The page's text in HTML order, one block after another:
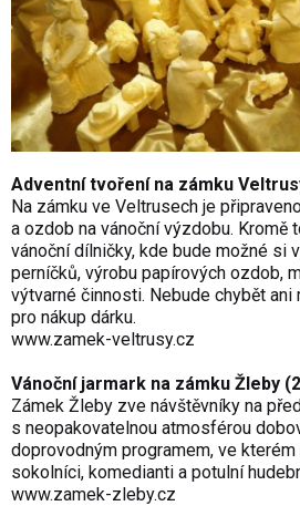
Adventní tvoření na zámku
Na zámku ve Veltrusech je
a ozdob na vánoční výzdobu. Kromě
vánoční dílničky, kde bude možné si
perníčků, výrobu papírových ozdob,
výtvarné činnosti. Nebude chybět ani
pro nákup dárku.
www.zamek-veltrusy.cz
Vánoční jarmark na zámku Žleby
Zámek Žleby zve návštěvníky na
s neopakovatelnou atmosférou
doprovodným programem, ve
sokolníci, komedianti a potulní
www.zamek-zleby.cz